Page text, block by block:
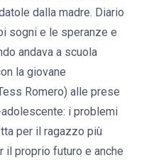
dalla madre. Diario
sogni e le speranze e
andava a scuola
la giovane
Romero) alle prese
i problemi
per il ragazzo più
il proprio futuro e anche